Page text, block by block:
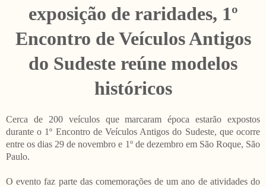
exposição de raridades, 1º
Encontro de Veículos Antigos
do Sudeste reúne modelos
históricos
Cerca de 200 veículos que marcaram época estarão expostos
durante o 1º Encontro de Veículos Antigos do Sudeste, que ocorre
entre os dias 29 de novembro e 1º de dezembro em São Roque, São
Paulo.
O evento faz parte das comemorações de um ano de atividades do